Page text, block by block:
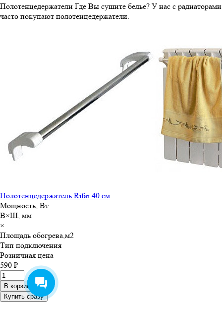
Полотенцедержатели Где Вы сушите белье? У нас с радиаторами
часто покупают полотенцедержатели.
Полотенцедержатель Rifar 40 см
Мощность, Вт
В×Ш, мм
×
Площадь обогрева,м2
Тип подключения
Розничная цена
590 ₽
В корзину
Купить сразу